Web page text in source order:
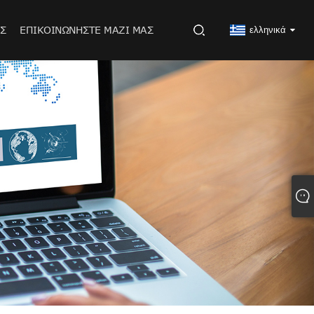
ΕΠΙΚΟΙΝΩΝΉΣΤΕ ΜΑΖΊ ΜΑΣ ελληνικά